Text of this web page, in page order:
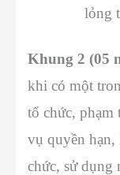
lỏng
Khung 2 (05
khi có một
tổ chức,
vụ quyền hạn,
chức, sử dụng